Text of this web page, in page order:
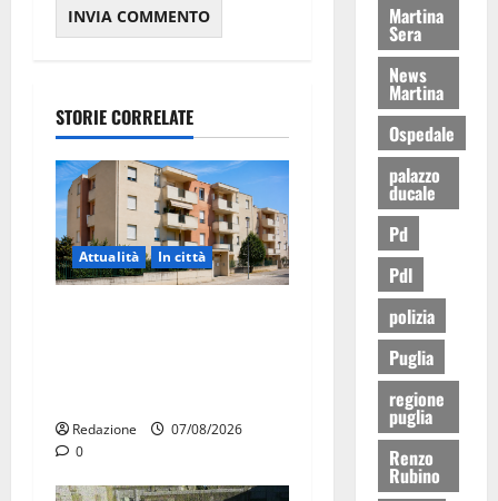
STORIE CORRELATE
Attualità In città
Redazione
07/08/2026
0
Martina
Sera
News
Martina
Ospedale
palazzo
ducale
Pd
Pdl
polizia
Puglia
regione
puglia
Renzo
Rubino